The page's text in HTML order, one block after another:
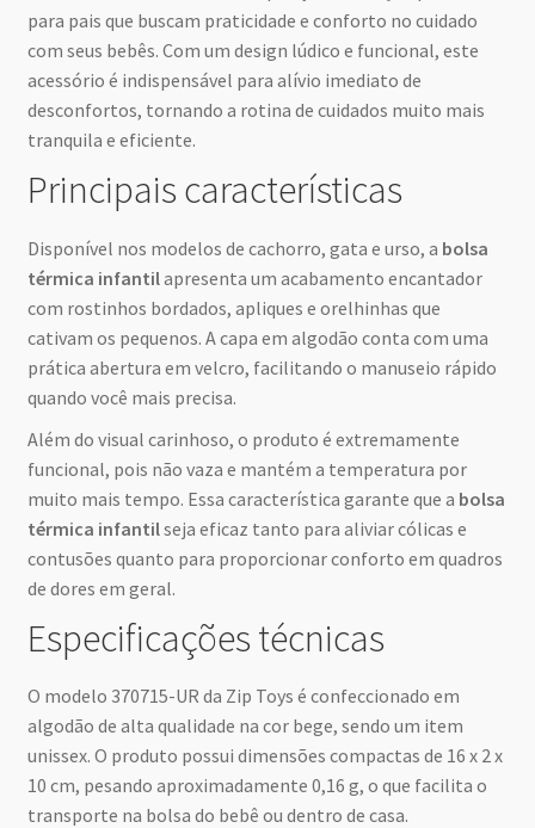
para pais que buscam praticidade e conforto no cuidado
com seus bebês. Com um design lúdico e funcional, este
acessório é indispensável para alívio imediato de
desconfortos, tornando a rotina de cuidados muito mais
tranquila e eficiente.
Principais características
Disponível nos modelos de cachorro, gata e urso, a bolsa
térmica infantilapresenta um acabamento encantador
com rostinhos bordados, apliques e orelhinhas que
cativam os pequenos. A capa em algodão conta com uma
prática abertura em velcro, facilitando o manuseio rápido
quando você mais precisa.
Além do visual carinhoso, o produto é extremamente
funcional, pois não vaza e mantém a temperatura por
muito mais tempo. Essa característica garante que a bolsa
térmica infantilseja eficaz tanto para aliviar cólicas e
contusões quanto para proporcionar conforto em quadros
de dores em geral.
Especificações técnicas
O modelo 370715-UR da Zip Toys é confeccionado em
algodão de alta qualidade na cor bege, sendo um item
unissex. O produto possui dimensões compactas de 16 x 2 x
10 cm, pesando aproximadamente 0,16 g, o que facilita o
transporte na bolsa do bebê ou dentro de casa.